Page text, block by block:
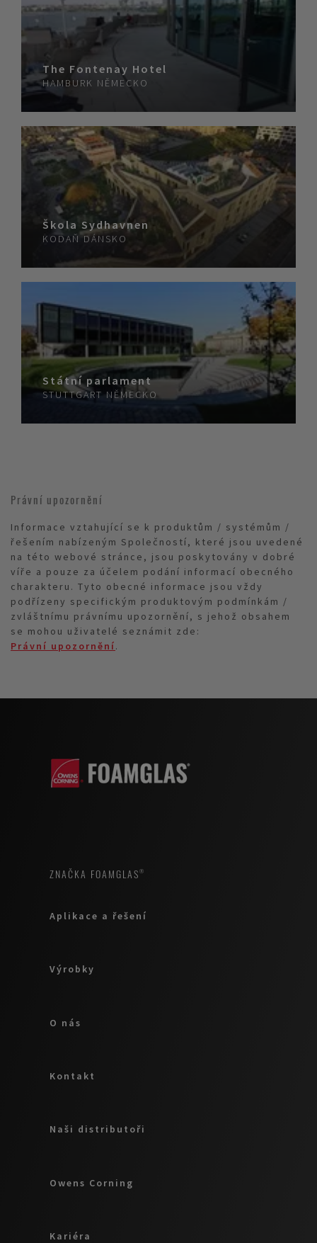
The Fontenay Hotel
HAMBURK NĚMECKO
Škola Sydhavnen
KODAŇ DÁNSKO
Státní parlament
STUTTGART NĚMECKO
Právní upozornění
Informace vztahující se k produktům / systémům /
řešením nabízeným Společností, které jsou uvedené
na této webové stránce, jsou poskytovány v dobré
víře a pouze za účelem podání informací obecného
charakteru. Tyto obecné informace jsou vždy
podřízeny specifickým produktovým podmínkám /
zvláštnímu právnímu upozornění, s jehož obsahem
se mohou uživatelé seznámit zde:
Právní upozornění.
ZNAČKA FOAMGLAS®
Aplikace a řešení
Výrobky
O nás
Kontakt
Naši distributoři
Owens Corning
Kariéra